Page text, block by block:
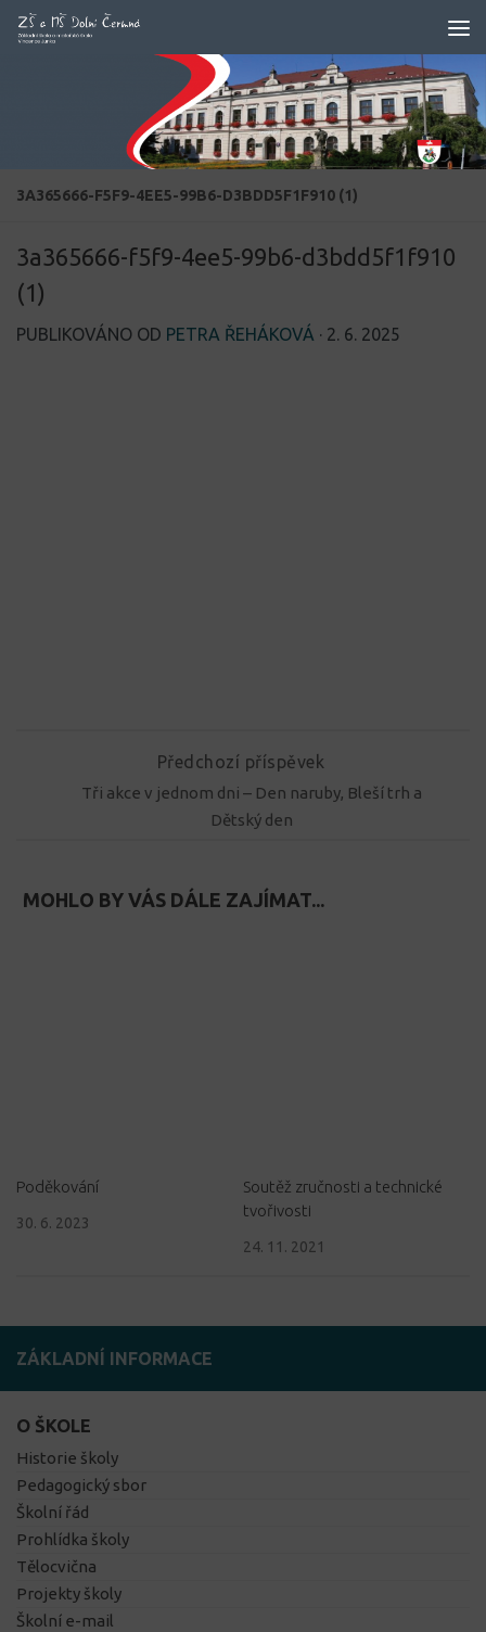
Skip to content
3A365666-F5F9-4EE5-99B6-D3BDD5F1F910 (1)
3a365666-f5f9-4ee5-99b6-d3bdd5f1f910
(1)
PUBLIKOVÁNO OD PETRA ŘEHÁKOVÁ · 2. 6. 2025
Předchozí příspěvek
Tři akce v jednom dni – Den naruby, Bleší trh a
Dětský den
MOHLO BY VÁS DÁLE ZAJÍMAT...
Poděkování
30. 6. 2023
Soutěž zručnosti a technické
tvořivosti
24. 11. 2021
ZÁKLADNÍ INFORMACE
O ŠKOLE
Historie školy
Pedagogický sbor
Školní řád
Prohlídka školy
Tělocvična
Projekty školy
Školní e-mail